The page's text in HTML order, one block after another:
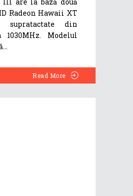
III are la bază două
Radeon Hawaii XT
supratactate din
Modelul
Read More